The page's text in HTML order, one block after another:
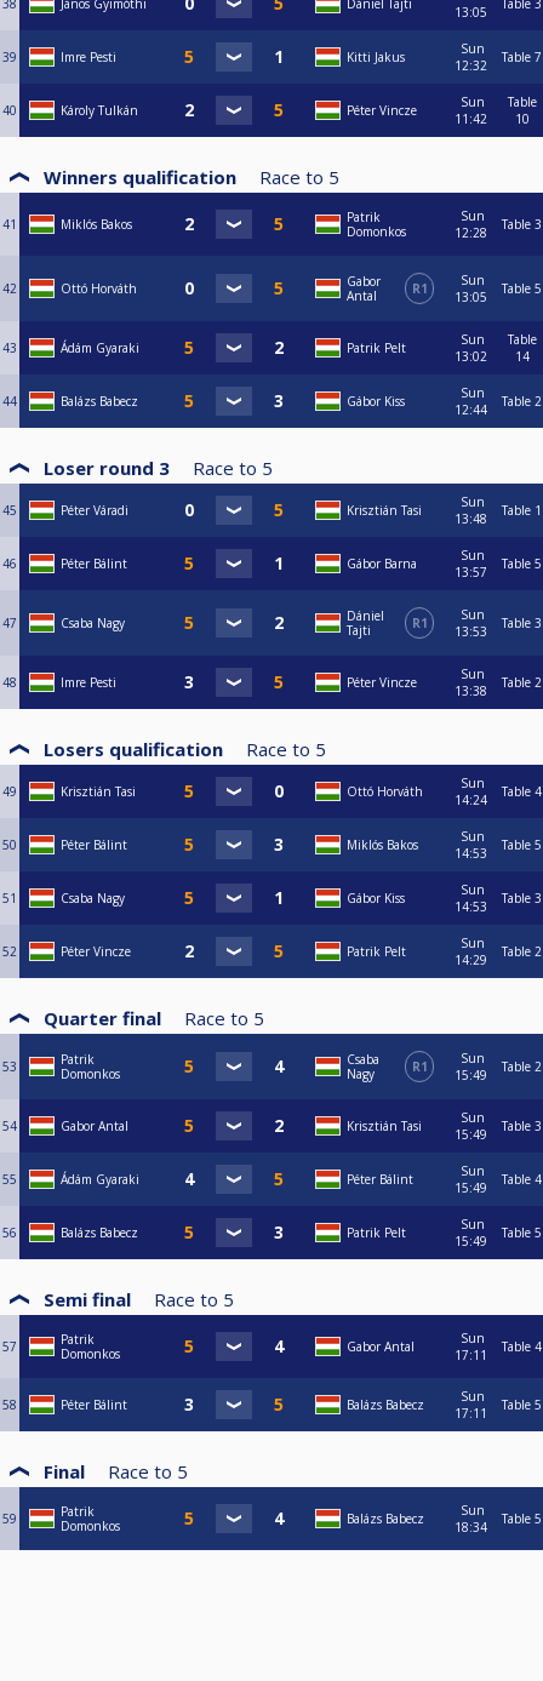
38 János Gyimóthi Dániel Tajti
13:05
Table 3
39 Imre Pesti Kitti Jakus
Sun
12:32
Table 7
40 Károly Tulkán Péter Vincze
Sun
11:42
Table
10
Winners qualification Race to 5
41 Miklós Bakos
Patrik
Domonkos
Sun
12:28
Table 3
42 Ottó Horváth
Gabor
Antal
R1
Sun
13:05
Table 5
43 Ádám Gyaraki Patrik Pelt
Sun
13:02
Table
14
44 Balázs Babecz Gábor Kiss
Sun
12:44
Table 2
Loser round 3 Race to 5
45 Péter Váradi Krisztián Tasi
Sun
13:48
Table 1
46 Péter Bálint Gábor Barna
Sun
13:57
Table 5
47 Csaba Nagy
Dániel
Tajti
R1
Sun
13:53
Table 3
48 Imre Pesti Péter Vincze
Sun
13:38
Table 2
Losers qualification Race to 5
49 Krisztián Tasi Ottó Horváth
Sun
14:24
Table 4
50 Péter Bálint Miklós Bakos
Sun
14:53
Table 5
51 Csaba Nagy Gábor Kiss
Sun
14:53
Table 3
52 Péter Vincze Patrik Pelt
Sun
14:29
Table 2
Quarter final Race to 5
53
Patrik
Domonkos
Csaba
Nagy
R1
Sun
15:49
Table 2
54 Gabor Antal Krisztián Tasi
Sun
15:49
Table 3
55 Ádám Gyaraki Péter Bálint
Sun
15:49
Table 4
56 Balázs Babecz Patrik Pelt
Sun
15:49
Table 5
Semi final Race to 5
57
Patrik
Domonkos
Gabor Antal
Sun
17:11
Table 4
58 Péter Bálint Balázs Babecz
Sun
17:11
Table 5
Final Race to 5
59
Patrik
Domonkos
Balázs Babecz
Sun
18:34
Table 5